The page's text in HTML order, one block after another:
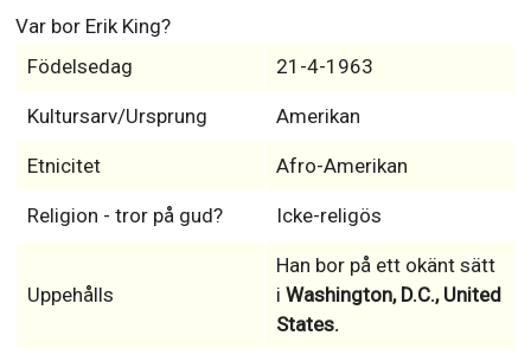
Var bor Erik King?
Födelsedag
21-4-1963
Kultursarv/Ursprung Amerikan
Etnicitet Afro-Amerikan
Religion - tror på gud? Icke-religös
Uppehålls
Han bor på ett okänt sätt
i Washington, D.C., United
States.